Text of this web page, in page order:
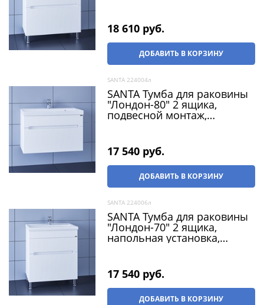
18 610 руб.
ДОБАВИТЬ В КОРЗИНУ
SANTA 224004л
SANTA Тумба для раковины
"Лондон-80" 2 ящика,
подвесной монтаж,
17 540 руб.
ДОБАВИТЬ В КОРЗИНУ
SANTA 224006л
SANTA Тумба для раковины
"Лондон-70" 2 ящика,
напольная установка,
17 540 руб.
ДОБАВИТЬ В КОРЗИНУ